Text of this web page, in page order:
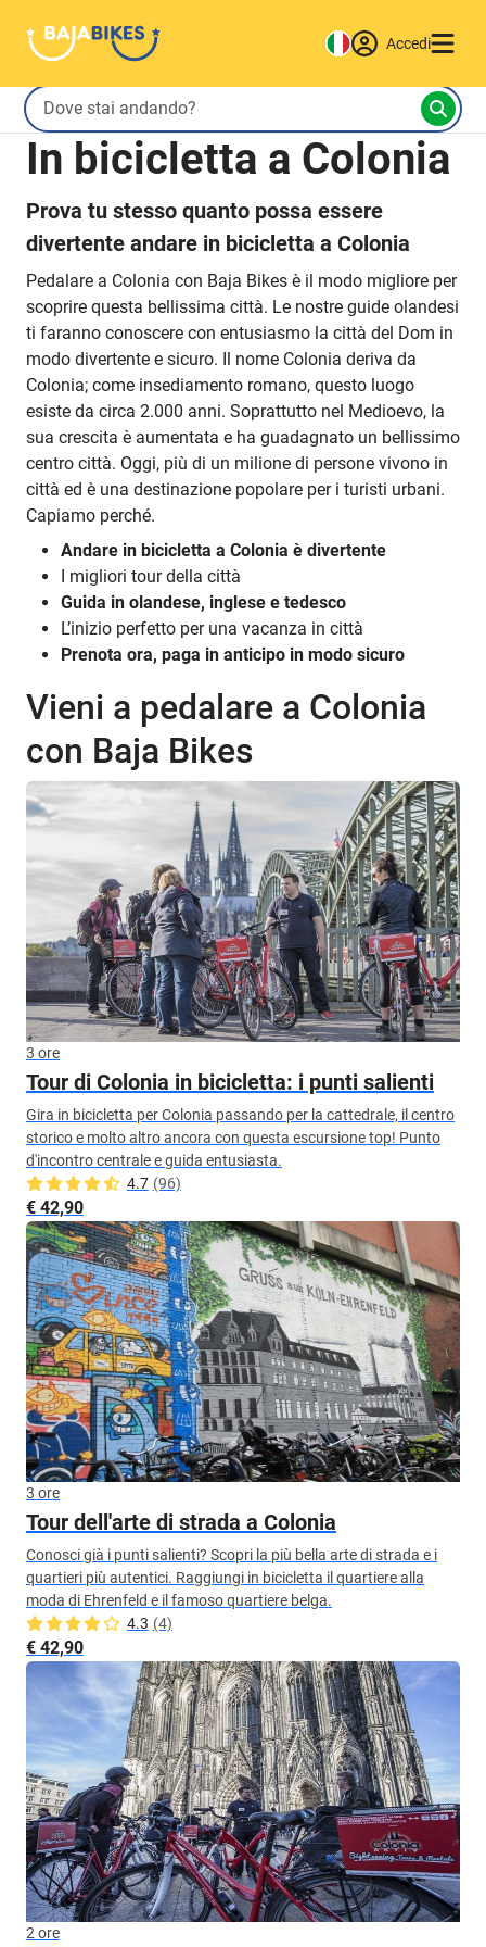
Accedi
In bicicletta a Colonia
Prova tu stesso quanto possa essere
divertente andare in bicicletta a Colonia
Pedalare a Colonia con Baja Bikes è il modo migliore per
scoprire questa bellissima città. Le nostre guide olandesi
ti faranno conoscere con entusiasmo la città del Dom in
modo divertente e sicuro. Il nome Colonia deriva da
Colonia; come insediamento romano, questo luogo
esiste da circa 2.000 anni. Soprattutto nel Medioevo, la
sua crescita è aumentata e ha guadagnato un bellissimo
centro città. Oggi, più di un milione di persone vivono in
città ed è una destinazione popolare per i turisti urbani.
Capiamo perché.
Andare in bicicletta a Colonia è divertente
I migliori tour della città
Guida in olandese, inglese e tedesco
L’inizio perfetto per una vacanza in città
Prenota ora, paga in anticipo in modo sicuro
Vieni a pedalare a Colonia
con Baja Bikes
3 ore
Tour di Colonia in bicicletta: i punti salienti
Gira in bicicletta per Colonia passando per la cattedrale, il centro
storico e molto altro ancora con questa escursione top! Punto
d'incontro centrale e guida entusiasta.
4.7 (96)
€ 42,90
3 ore
Tour dell'arte di strada a Colonia
Conosci già i punti salienti? Scopri la più bella arte di strada e i
quartieri più autentici. Raggiungi in bicicletta il quartiere alla
moda di Ehrenfeld e il famoso quartiere belga.
4.3 (4)
€ 42,90
2 ore